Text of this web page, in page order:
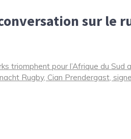
sur le
triomphent pour l’Afrique du Sud
Rugby, Cian Prendergast,